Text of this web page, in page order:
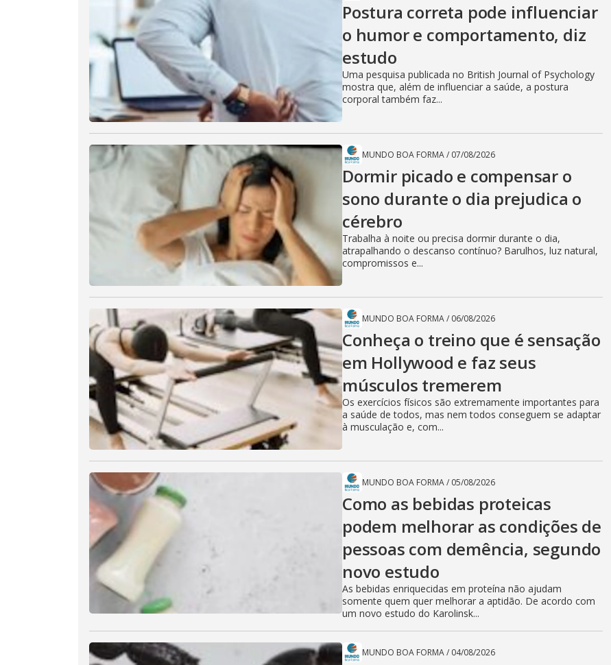
Postura correta pode influenciar
o humor e comportamento, diz
estudo
Uma pesquisa publicada no British Journal of Psychology
mostra que, além de influenciar a saúde, a postura
corporal também faz...
MUNDO BOA FORMA/ 07/08/2026
Dormir picado e compensar o
sono durante o dia prejudica o
cérebro
Trabalha à noite ou precisa dormir durante o dia,
atrapalhando o descanso contínuo? Barulhos, luz natural,
compromissos e...
MUNDO BOA FORMA/ 06/08/2026
Conheça o treino que é sensação
em Hollywood e faz seus
músculos tremerem
Os exercícios físicos são extremamente importantes para
a saúde de todos, mas nem todos conseguem se adaptar
à musculação e, com...
MUNDO BOA FORMA/ 05/08/2026
Como as bebidas proteicas
podem melhorar as condições de
pessoas com demência, segundo
novo estudo
As bebidas enriquecidas em proteína não ajudam
somente quem quer melhorar a aptidão. De acordo com
um novo estudo do Karolinsk...
MUNDO BOA FORMA/ 04/08/2026